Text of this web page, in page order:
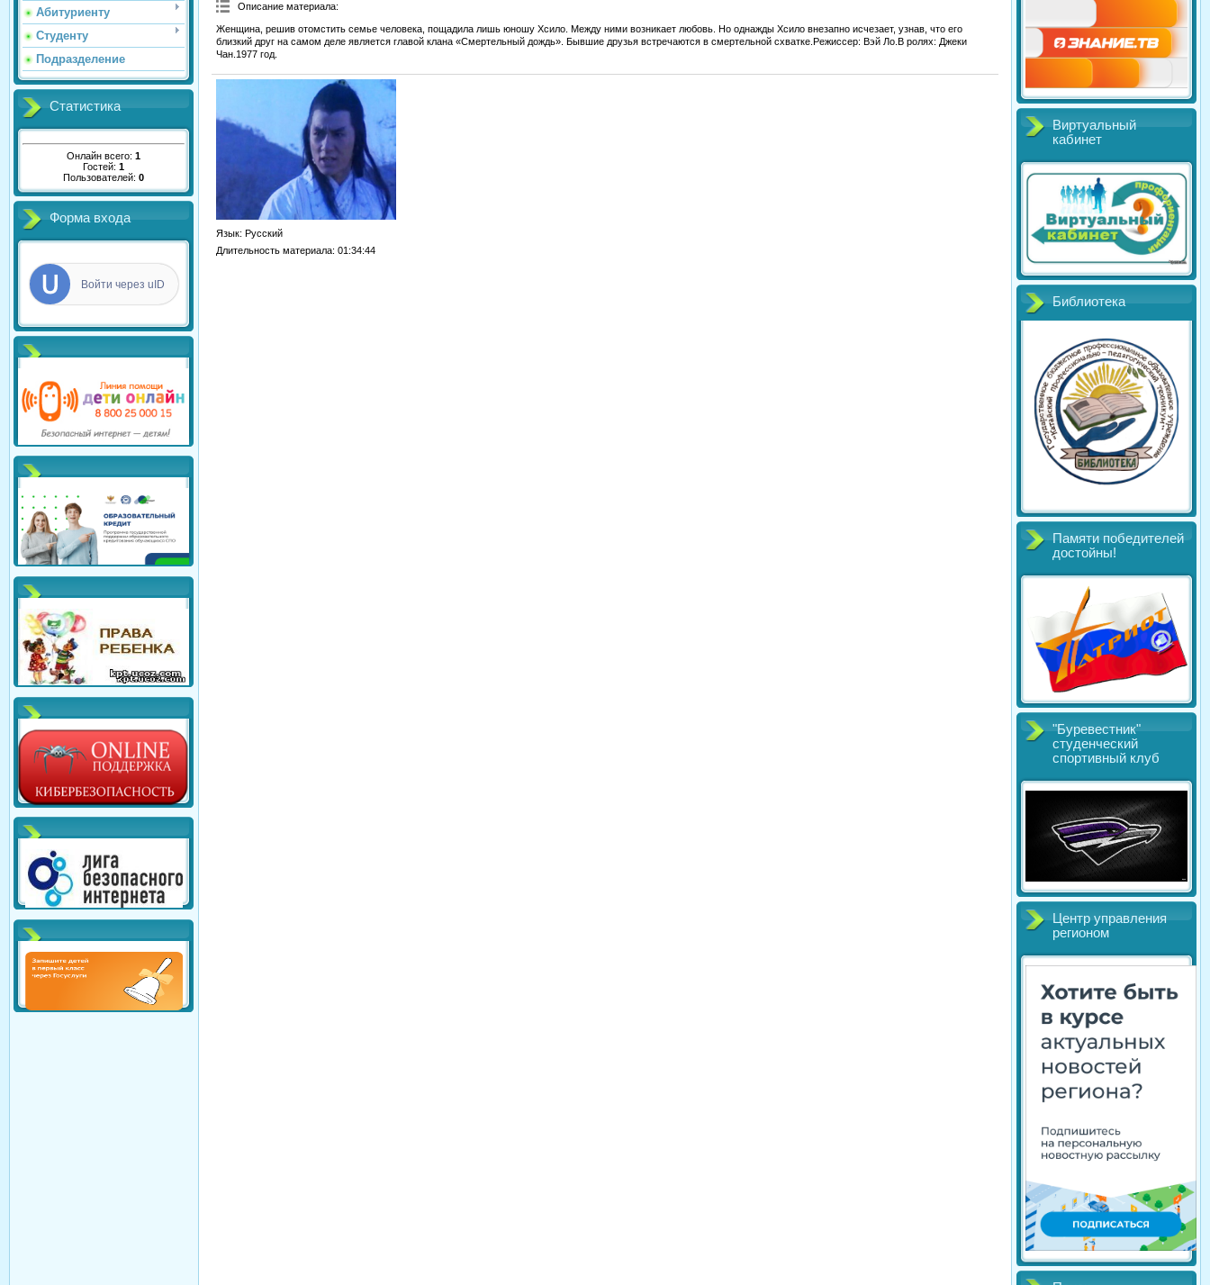
Абитуриенту
Студенту
Подразделение
Статистика
Онлайн всего: 1
Гостей: 1
Пользователей: 0
Форма входа
Войти через uID
Описание материала:
Женщина, решив отомстить семье человека, пощадила лишь юношу Хсило. Между ними возникает любовь. Но однажды Хсило внезапно исчезает, узнав, что его
близкий друг на самом деле является главой клана «Смертельный дождь». Бывшие друзья встречаются в смертельной схватке.Режиссер: Вэй Ло.В ролях: Джеки
Чан.1977 год.
Язык: Русский
Длительность материала: 01:34:44
Виртуальный
кабинет
Библиотека
Памяти победителей
достойны!
"Буревестник"
студенческий
спортивный клуб
Центр управления
регионом